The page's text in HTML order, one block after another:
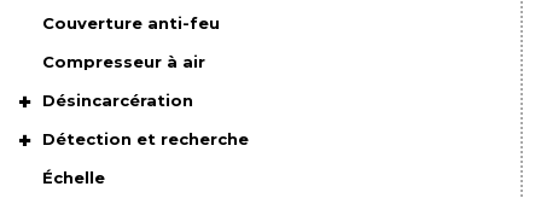
Couverture anti-feu
Compresseur à air
Désincarcération
Détection et recherche
Échelle